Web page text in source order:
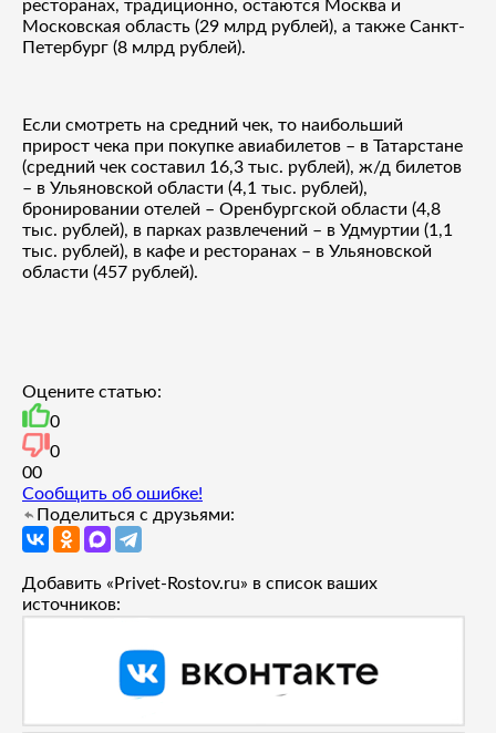
ресторанах, традиционно, остаются Москва и
Московская область (29 млрд рублей), а также Санкт-
Петербург (8 млрд рублей).
Если смотреть на средний чек, то наибольший
прирост чека при покупке авиабилетов – в Татарстане
(средний чек составил 16,3 тыс. рублей), ж/д билетов
– в Ульяновской области (4,1 тыс. рублей),
бронировании отелей – Оренбургской области (4,8
тыс. рублей), в парках развлечений – в Удмуртии (1,1
тыс. рублей), в кафе и ресторанах – в Ульяновской
области (457 рублей).
Оцените статью:
0
0
00
Сообщить об ошибке!
Поделиться с друзьями:
Добавить «Privet-Rostov.ru» в список ваших
источников: